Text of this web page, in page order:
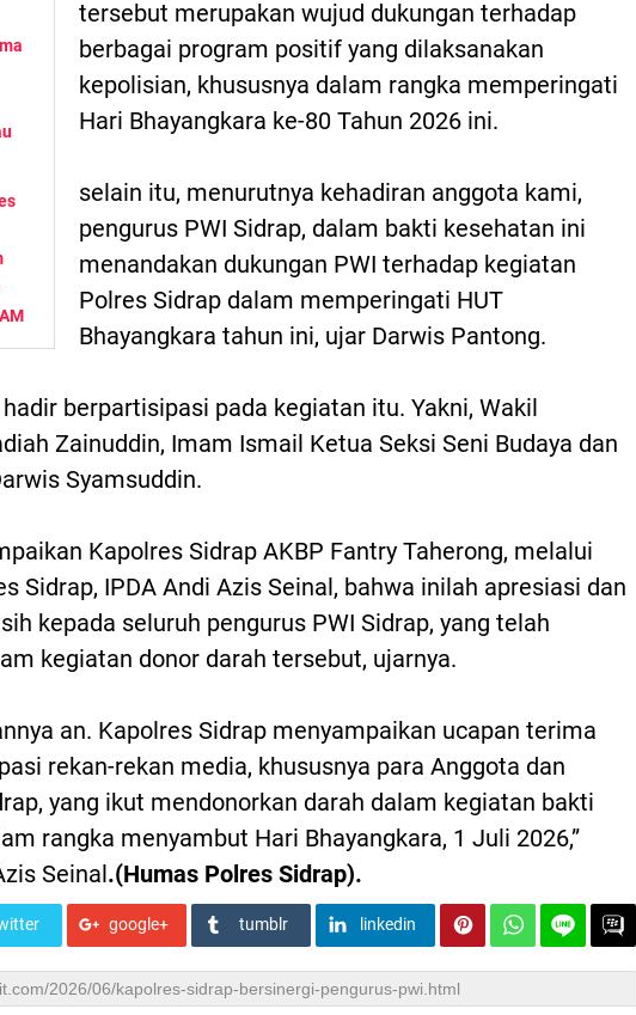
tersebut merupakan wujud dukungan terhadap
berbagai program positif yang dilaksanakan
kepolisian, khususnya dalam rangka memperingati
Hari Bhayangkara ke-80 Tahun 2026 ini.
selain itu, menurutnya kehadiran anggota kami,
pengurus PWI Sidrap, dalam bakti kesehatan ini
menandakan dukungan PWI terhadap kegiatan
Polres Sidrap dalam memperingati HUT
Bhayangkara tahun ini, ujar Darwis Pantong.
berpartisipasi pada kegiatan itu. Yakni, Wakil
Zainuddin, Imam Ismail Ketua Seksi Seni Budaya dan
Syamsuddin.
Kapolres Sidrap AKBP Fantry Taherong, melalui
Sidrap, IPDA Andi Azis Seinal, bahwa inilah apresiasi dan
kepada seluruh pengurus PWI Sidrap, yang telah
kegiatan donor darah tersebut, ujarnya.
an. Kapolres Sidrap menyampaikan ucapan terima
rekan-rekan media, khususnya para Anggota dan
yang ikut mendonorkan darah dalam kegiatan bakti
rangka menyambut Hari Bhayangkara, 1 Juli 2026,”
Seinal.(Humas Polres Sidrap).
google+ tumblr linkedin